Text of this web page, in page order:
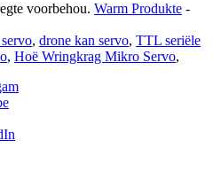
voorbehou. Warm Produkte -
, drone kan servo, TTL seriële
, Hoë Wringkrag Mikro Servo,